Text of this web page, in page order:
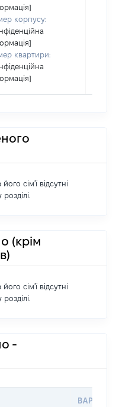
корпусу:
квартири:
сім'ї відсутні
(крім
сім'ї відсутні
-